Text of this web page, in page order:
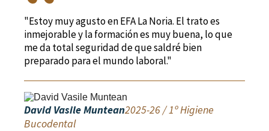
"Estoy muy agusto en EFA La Noria. El trato es
inmejorable y la formación es muy buena, lo que
me da total seguridad de que saldré bien
preparado para el mundo laboral."
David Vasile Muntean2025-26 / 1º Higiene
Bucodental